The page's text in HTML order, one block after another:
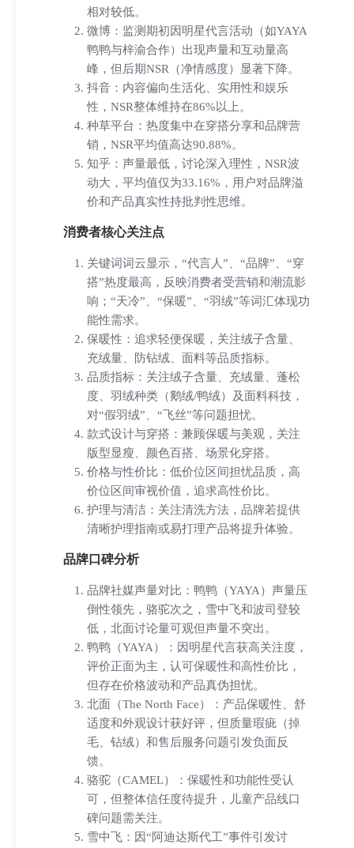
我的订阅
在线客服退出登录
相对较低。
微博：监测期初因明星代言活动（如YAYA
鸭鸭与梓渝合作）出现声量和互动量高
峰，但后期NSR（净情感度）显著下降。
抖音：内容偏向生活化、实用性和娱乐
性，NSR整体维持在86%以上。
种草平台：热度集中在穿搭分享和品牌营
销，NSR平均值高达90.88%。
知乎：声量最低，讨论深入理性，NSR波
动大，平均值仅为33.16%，用户对品牌溢
价和产品真实性持批判性思维。
消费者核心关注点
关键词词云显示，“代言人”、“品牌”、“穿
搭”热度最高，反映消费者受营销和潮流影
响；“天冷”、“保暖”、“羽绒”等词汇体现功
能性需求。
保暖性：追求轻便保暖，关注绒子含量、
充绒量、防钻绒、面料等品质指标。
品质指标：关注绒子含量、充绒量、蓬松
度、羽绒种类（鹅绒/鸭绒）及面料科技，
对“假羽绒”、“飞丝”等问题担忧。
款式设计与穿搭：兼顾保暖与美观，关注
版型显瘦、颜色百搭、场景化穿搭。
价格与性价比：低价位区间担忧品质，高
价位区间审视价值，追求高性价比。
护理与清洁：关注清洗方法，品牌若提供
清晰护理指南或易打理产品将提升体验。
品牌口碑分析
品牌社媒声量对比：鸭鸭（YAYA）声量压
倒性领先，骆驼次之，雪中飞和波司登较
低，北面讨论量可观但声量不突出。
鸭鸭（YAYA）：因明星代言获高关注度，
评价正面为主，认可保暖性和高性价比，
但存在价格波动和产品真伪担忧。
北面（The North Face）：产品保暖性、舒
适度和外观设计获好评，但质量瑕疵（掉
毛、钻绒）和售后服务问题引发负面反
馈。
骆驼（CAMEL）：保暖性和功能性受认
可，但整体信任度待提升，儿童产品线口
碑问题需关注。
雪中飞：因“阿迪达斯代工”事件引发讨